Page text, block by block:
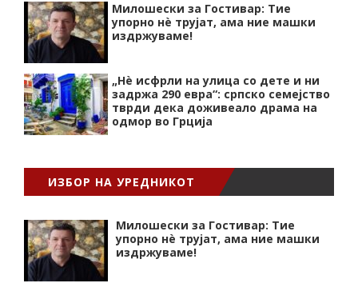
Милошески за Гостивар: Тие
упорно нѐ трујат, ама ние машки
издржуваме!
„Нѐ исфрли на улица со дете и ни
задржа 290 евра“: српско семејство
тврди дека доживеало драма на
одмор во Грција
ИЗБОР НА УРЕДНИКОТ
Милошески за Гостивар: Тие
упорно нѐ трујат, ама ние машки
издржуваме!